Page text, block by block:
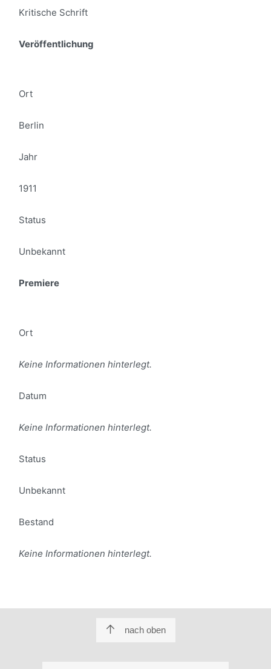
Kritische Schrift
Veröffentlichung
Ort
Berlin
Jahr
1911
Status
Unbekannt
Premiere
Ort
Keine Informationen hinterlegt.
Datum
Keine Informationen hinterlegt.
Status
Unbekannt
Bestand
Keine Informationen hinterlegt.
nach oben